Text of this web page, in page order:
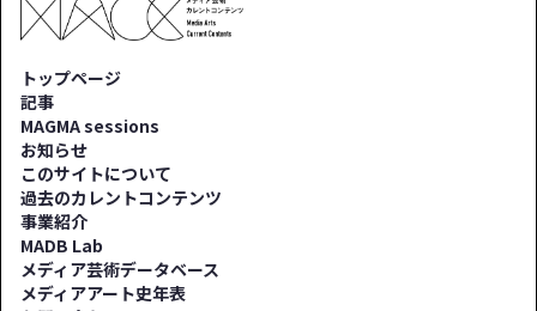
トップページ
記事
MAGMA sessions
お知らせ
このサイトについて
過去のカレントコンテンツ
事業紹介
MADB Lab
メディア芸術データベース
メディアアート史年表